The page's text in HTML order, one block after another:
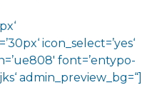
icon_select=’yes‘
font=’entypo-
admin_preview_bg=“]